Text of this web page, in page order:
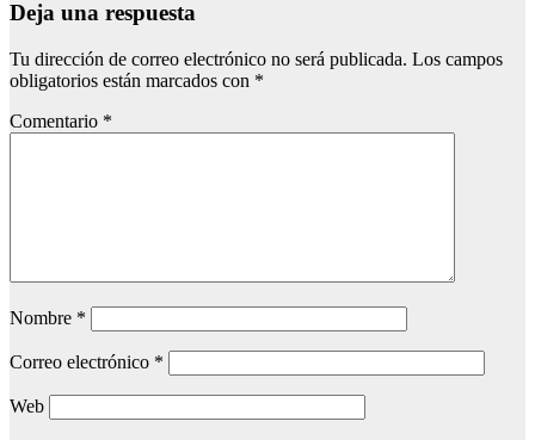
Deja una respuesta
Tu dirección de correo electrónico no será publicada. Los campos
obligatorios están marcados con *
Comentario *
Nombre *
Correo electrónico *
Web